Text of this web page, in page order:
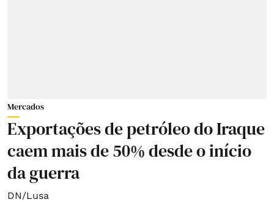
Mercados
Exportações de petróleo do Iraque
caem mais de 50% desde o início
da guerra
DN/Lusa